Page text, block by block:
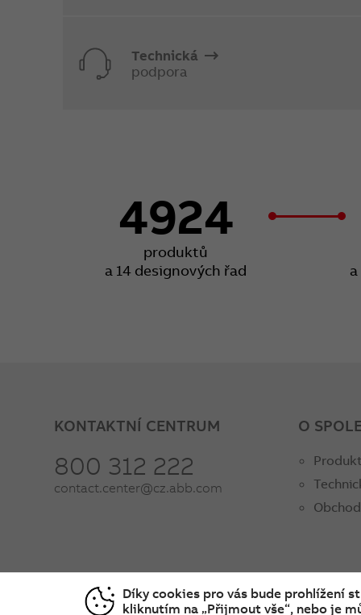
Technická
podpora
4924
produktů
a 14 designových řad
KONTAKTNÍ CENTRUM
800 312 222
contact.center@cz.abb.com
O
Díky cookies pro vás bude prohlížení
kliknutím na „Přijmout vše“, nebo je